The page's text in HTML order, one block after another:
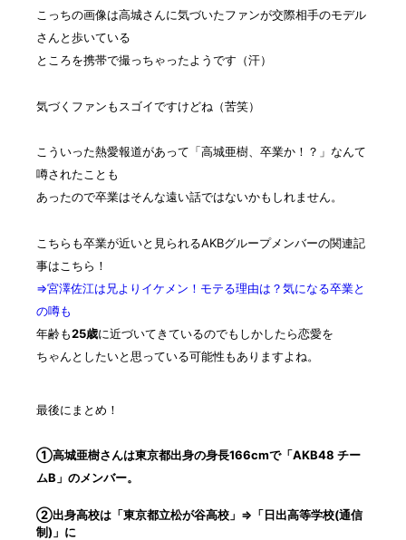
こっちの画像は高城さんに気づいたファンが交際相手のモデル
さんと歩いている
ところを携帯で撮っちゃったようです（汗）
気づくファンもスゴイですけどね（苦笑）
こういった熱愛報道があって 「高城亜樹、卒業か！？」なんて
噂されたことも
あったので卒業はそんな遠い話ではないかもしれません。
こちらも卒業が近いと見られるAKBグループメンバーの関連記
事はこちら！
⇒宮澤佐江は兄よりイケメン！モテる理由は？気になる卒業と
の噂も
年齢も25歳に近づいてきているのでもしかしたら恋愛を
ちゃんとしたいと思っている可能性もありますよね。
最後にまとめ！
①高城亜樹さんは東京都出身の身長166cmで「AKB48 チー
ムB」のメンバー。
②出身高校は「東京都立松が谷高校」⇒「日出高等学校(通信
制)」に